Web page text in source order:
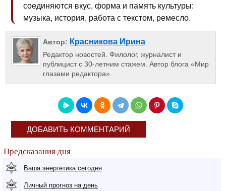
соединяются вкус, форма и память культуры:
музыка, история, работа с текстом, ремесло.
Автор: Красникова Ирина
Редактор новостей. Филолог, журналист и
публицист с 30-летним стажем. Автор блога «Мир
глазами редактора».
ДОБАВИТЬ КОММЕНТАРИЙ
Предсказания дня
Ваша энергетика сегодня
Личный прогноз на день